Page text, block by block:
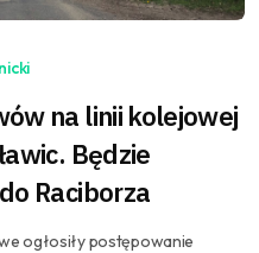
na linii kolejowej
Będzie
Raciborza
ogłosiły postępowanie